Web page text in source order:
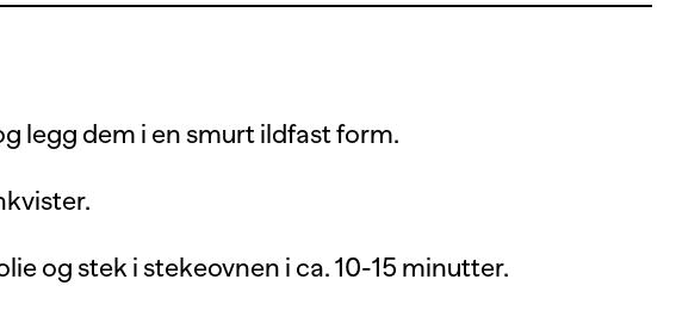
legg dem i en smurt ildfast form.
og stek i stekeovnen i ca. 10-15 minutter.